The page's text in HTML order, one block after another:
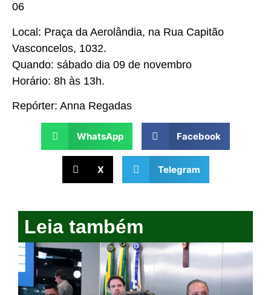
06
Local: Praça da Aerolândia, na Rua Capitão
Vasconcelos, 1032.
Quando: sábado dia 09 de novembro
Horário: 8h às 13h.
Repórter: Anna Regadas
WhatsApp Facebook
X Telegram
Leia também